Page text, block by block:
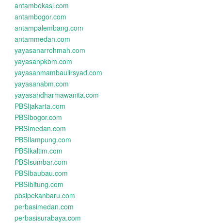
antambekasi.com
antambogor.com
antampalembang.com
antammedan.com
yayasanarrohmah.com
yayasanpkbm.com
yayasanmambaulirsyad.com
yayasanabm.com
yayasandharmawanita.com
PBSIjakarta.com
PBSIbogor.com
PBSImedan.com
PBSIlampung.com
PBSIkaltim.com
PBSIsumbar.com
PBSIbaubau.com
PBSIbitung.com
pbsipekanbaru.com
perbasimedan.com
perbasisurabaya.com